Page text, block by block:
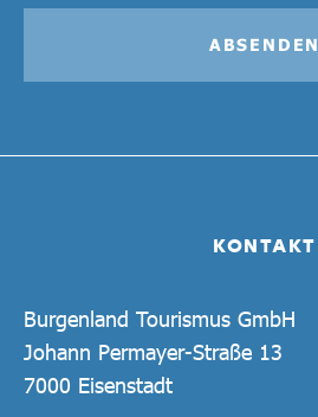
KONTAKT
Burgenland Tourismus GmbH
Johann Permayer-Straße 13
7000 Eisenstadt
ABSENDEN